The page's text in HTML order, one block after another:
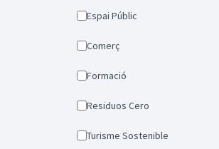
Espai Públic
Comerç
Formació
Residuos Cero
Turisme Sostenible